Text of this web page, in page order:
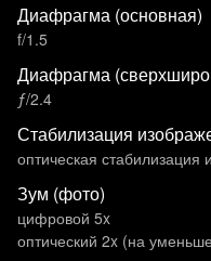
Диафрагма (основная)
f/1.5
Диафрагма
ƒ/2.4
Стабилизация
оптическая
Зум (фото)
цифровой 5x
оптический 2x (на